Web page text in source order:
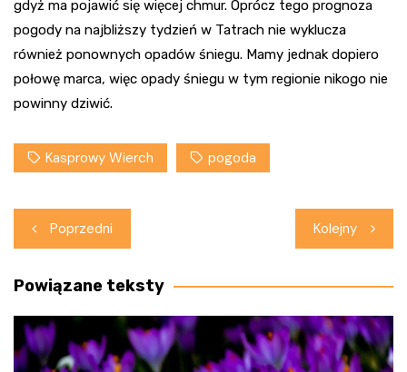
gdyż ma pojawić się więcej chmur. Oprócz tego prognoza
pogody na najbliższy tydzień w Tatrach nie wyklucza
również ponownych opadów śniegu. Mamy jednak dopiero
połowę marca, więc opady śniegu w tym regionie nikogo nie
powinny dziwić.
Kasprowy Wierch pogoda
Nawigacja
wpisu
Poprzedni Kolejny
Powiązane teksty